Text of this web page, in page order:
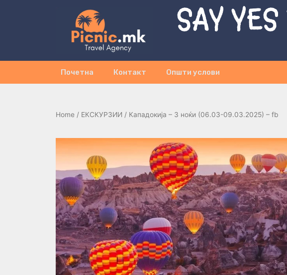
SAY
Почетна Контакт Општи услови
Home / ЕКСКУРЗИИ / Кападокија – 3 ноќи (06.03-09.03.2025) – fb